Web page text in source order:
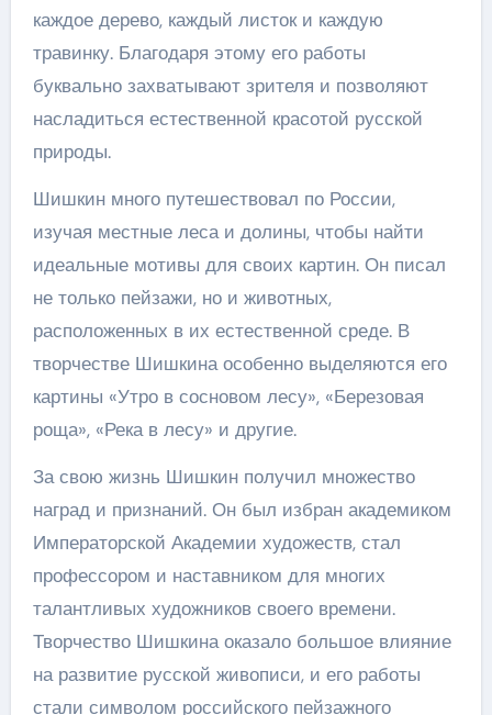
каждое дерево, каждый листок и каждую
травинку. Благодаря этому его работы
буквально захватывают зрителя и позволяют
насладиться естественной красотой русской
природы.
Шишкин много путешествовал по России,
изучая местные леса и долины, чтобы найти
идеальные мотивы для своих картин. Он писал
не только пейзажи, но и животных,
расположенных в их естественной среде. В
творчестве Шишкина особенно выделяются его
картины «Утро в сосновом лесу», «Березовая
роща», «Река в лесу» и другие.
За свою жизнь Шишкин получил множество
наград и признаний. Он был избран академиком
Императорской Академии художеств, стал
профессором и наставником для многих
талантливых художников своего времени.
Творчество Шишкина оказало большое влияние
на развитие русской живописи, и его работы
стали символом российского пейзажного